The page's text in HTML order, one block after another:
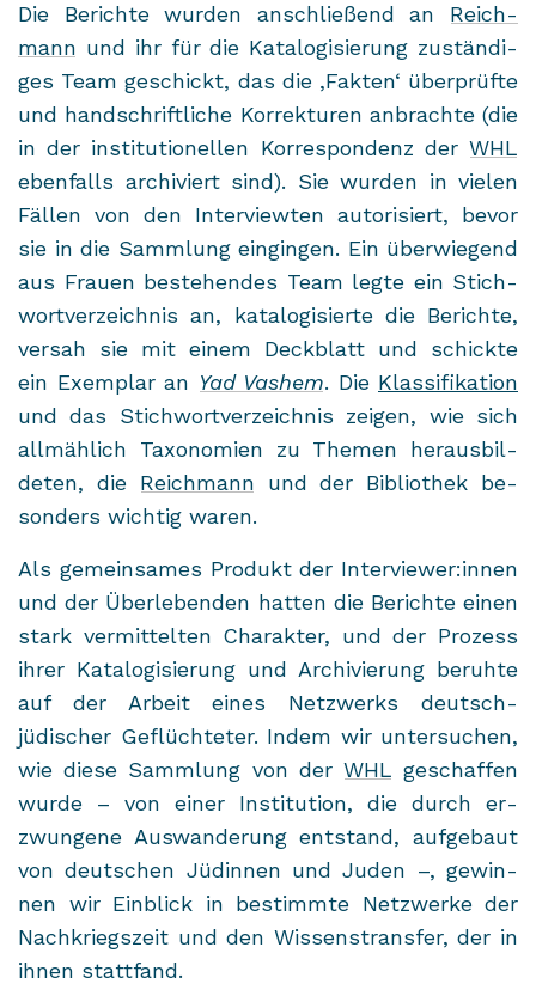
Die Be­rich­te wur­den an­schlie­ßend an Reich­
mann und ihr für die Ka­ta­lo­gi­sie­rung zu­stän­di­
ges Team ge­schickt, das die ,Fak­ten‘ über­prüf­te
und hand­schrift­li­che Kor­rek­tu­ren an­brach­te (die
in der in­sti­tu­tio­nel­len Kor­re­spon­denz der WHL
eben­falls ar­chi­viert sind). Sie wur­den in vie­len
Fäl­len von den In­ter­view­ten au­to­ri­siert, bevor
sie in die Samm­lung ein­gin­gen. Ein über­wie­gend
aus Frau­en be­stehen­des Team legte ein Stich­
wort­ver­zeich­nis an, ka­ta­lo­gi­sier­te die Be­rich­te,
ver­sah sie mit einem Deck­blatt und schick­te
ein Ex­em­plar an Yad Vashem. Die Klas­si­fi­ka­ti­on
und das Stich­wort­ver­zeich­nis zei­gen, wie sich
all­mäh­lich Ta­xo­no­mien zu The­men her­aus­bil­
de­ten, die Reich­mann und der Bi­blio­thek be­
son­ders wich­tig waren.
Als ge­mein­sa­mes Pro­dukt der In­ter­view­er:innen
und der Über­le­ben­den hat­ten die Be­rich­te einen
stark ver­mit­tel­ten Cha­rak­ter, und der Pro­zess
ihrer Ka­ta­lo­gi­sie­rung und Ar­chi­vie­rung be­ruh­te
auf der Ar­beit eines Netz­werks deutsch-​
jüdischer Ge­flüch­te­ter. Indem wir un­ter­su­chen,
wie diese Samm­lung von der WHL ge­schaf­fen
wurde – von einer In­sti­tu­ti­on, die durch er­
zwun­ge­ne Aus­wan­de­rung ent­stand, auf­ge­baut
von deut­schen Jü­din­nen und Juden –, ge­win­
nen wir Ein­blick in be­stimm­te Netz­wer­ke der
Nach­kriegs­zeit und den Wis­sens­trans­fer, der in
ihnen statt­fand.